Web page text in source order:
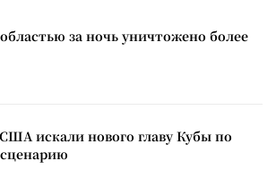
за ночь уничтожено более
искали нового главу Кубы по